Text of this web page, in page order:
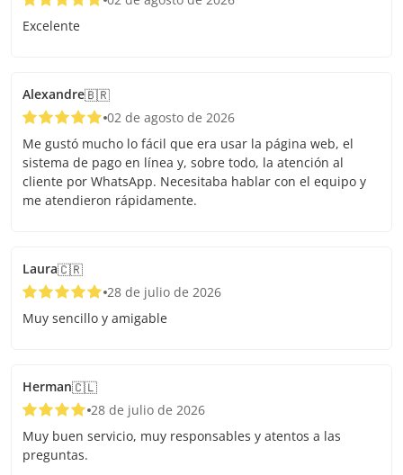
Excelente
Alexandre🇧🇷
02 de agosto de 2026
Me gustó mucho lo fácil que era usar la página web, el
sistema de pago en línea y, sobre todo, la atención al
cliente por WhatsApp. Necesitaba hablar con el equipo y
me atendieron rápidamente.
Laura🇨🇷
28 de julio de 2026
Muy sencillo y amigable
Herman🇨🇱
28 de julio de 2026
Muy buen servicio, muy responsables y atentos a las
preguntas.